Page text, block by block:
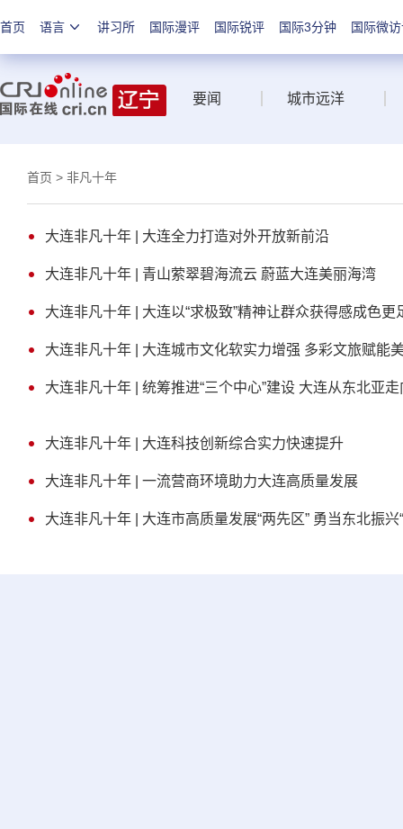
首页 语言 讲习所 国际漫评 国际锐评 国际3分钟 国际微
要闻 城市远洋
首页 > 非凡十年
大连非凡十年 | 大连全力打造对外开放新前沿
大连非凡十年 | 青山萦翠碧海流云 蔚蓝大连美丽海湾
大连非凡十年 | 大连以“求极致”精神让群众获得感成色更
大连非凡十年 | 大连城市文化软实力增强 多彩文旅赋能
大连非凡十年 | 统筹推进“三个中心”建设 大连从东北亚
大连非凡十年 | 大连科技创新综合实力快速提升
大连非凡十年 | 一流营商环境助力大连高质量发展
大连非凡十年 | 大连市高质量发展“两先区” 勇当东北振兴